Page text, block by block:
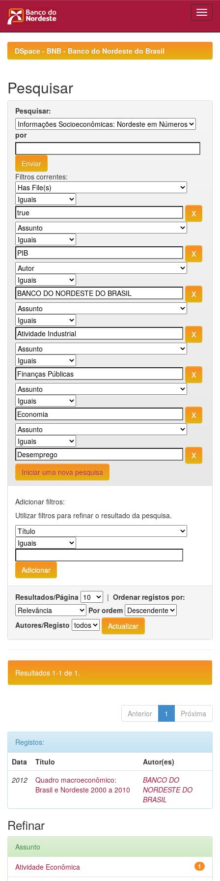
navigationDSpace - BNB - Banco do Nordeste do Brasil
Pesquisar
Pesquisar:
por
Filtros correntes:
Iniciar uma nova pesquisa
Adicionar filtros:
Utilizar filtros para refinar o resultado da pesquisa.
Resultados/Página | Ordenar registos por:
Por ordem
Autores/Registo
Resultados 1-1 de 1.
Anterior 1 Próxima
Registos:
Data
Título
Autor(es)
2012
Quadro macroeconômico:
Brasil e Nordeste 2000 a 2010
BANCO DO
NORDESTE DO
BRASIL
Refinar
Assunto
1
Atividade Econômica